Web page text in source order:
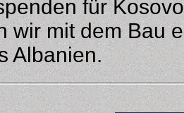
für
wir mit dem Bau
Albanien.